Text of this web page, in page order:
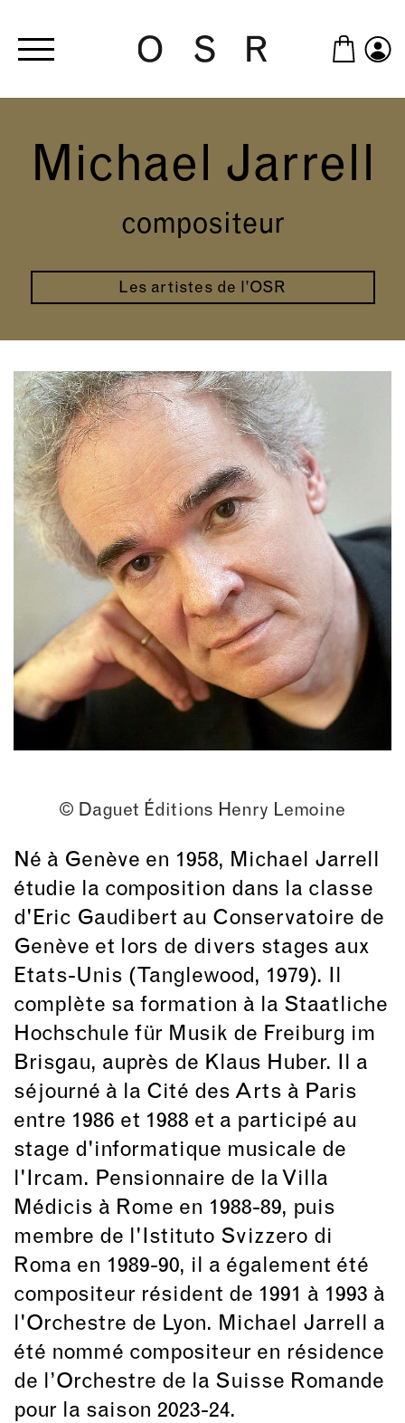
Michael Jarrell
compositeur
Les artistes de l’OSR
© Daguet Éditions Henry Lemoine
Né à Genève en 1958, Michael Jarrell
étudie la composition dans la classe
d'Eric Gaudibert au Conservatoire de
Genève et lors de divers stages aux
Etats-Unis (Tanglewood, 1979). Il
complète sa formation à la Staatliche
Hochschule für Musik de Freiburg im
Brisgau, auprès de Klaus Huber. Il a
séjourné à la Cité des Arts à Paris
entre 1986 et 1988 et a participé au
stage d'informatique musicale de
l'Ircam. Pensionnaire de la Villa
Médicis à Rome en 1988-89, puis
membre de l'Istituto Svizzero di
Roma en 1989-90, il a également été
compositeur résident de 1991 à 1993 à
l'Orchestre de Lyon. Michael Jarrell a
été nommé compositeur en résidence
de l’Orchestre de la Suisse Romande
pour la saison 2023-24.